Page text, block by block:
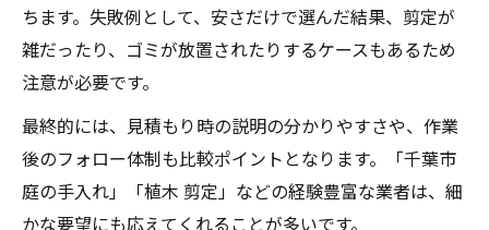
ちます。失敗例として、安さだけで選んだ結果、剪定が
雑だったり、ゴミが放置されたりするケースもあるため
注意が必要です。
最終的には、見積もり時の説明の分かりやすさや、作業
後のフォロー体制も比較ポイントとなります。「千葉市
庭の手入れ」「植木 剪定」などの経験豊富な業者は、細
かな要望にも応えてくれることが多いです。